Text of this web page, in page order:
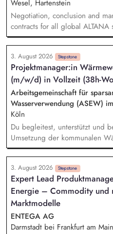
Zertifizierungsanforderungen
analysieren Markt-, Kunden-
leiten daraus konkrete
nachhaltige, regionale und
identifizieren Sie und
Wesel, Hartenstein
Negotiation, conclusion and
contracts for all global
target of achieving 100%
Monitoring regulatory
related to green electricity
and integrating relevant aspects
procurement strategy in close
Sustainability and EHSR.
an energy data management
transparency regarding energy
procurement costs and
digitalized reporting structures.
3. August 2026 Stepstone
Projektmanager:in
(m/w/d) in Vollzeit (38h-
Arbeitsgemeinschaft für
Wasserverwendung (ASEW)
Köln
Du begleitest, unterstützt und
Umsetzung der kommunalen
dem Wärmeteam bei der
insbesondere vertriebliche
Aufbau erneuerbarer
bestehender
wie sie ihre
können – unter
regulatorischen Anforderungen
Preisgestaltung.
3. August 2026 Stepstone
Expert Lead
Energie – Commodity und
Marktmodelle
ENTEGA AG
Darmstadt bei Frankfurt am Main